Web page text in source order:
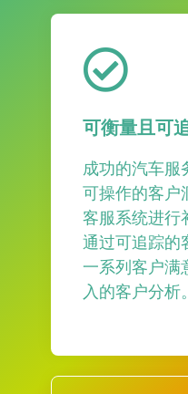
可衡量且可
成功的汽车服
可操作的客户
客服系统进行
通过可追踪的
一系列客户满
入的客户分析。